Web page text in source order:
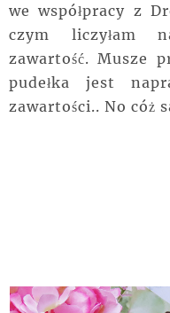
we współpracy z
czym liczyłam
zawartość. Musze
pudełka jest
zawartości.. No cóż